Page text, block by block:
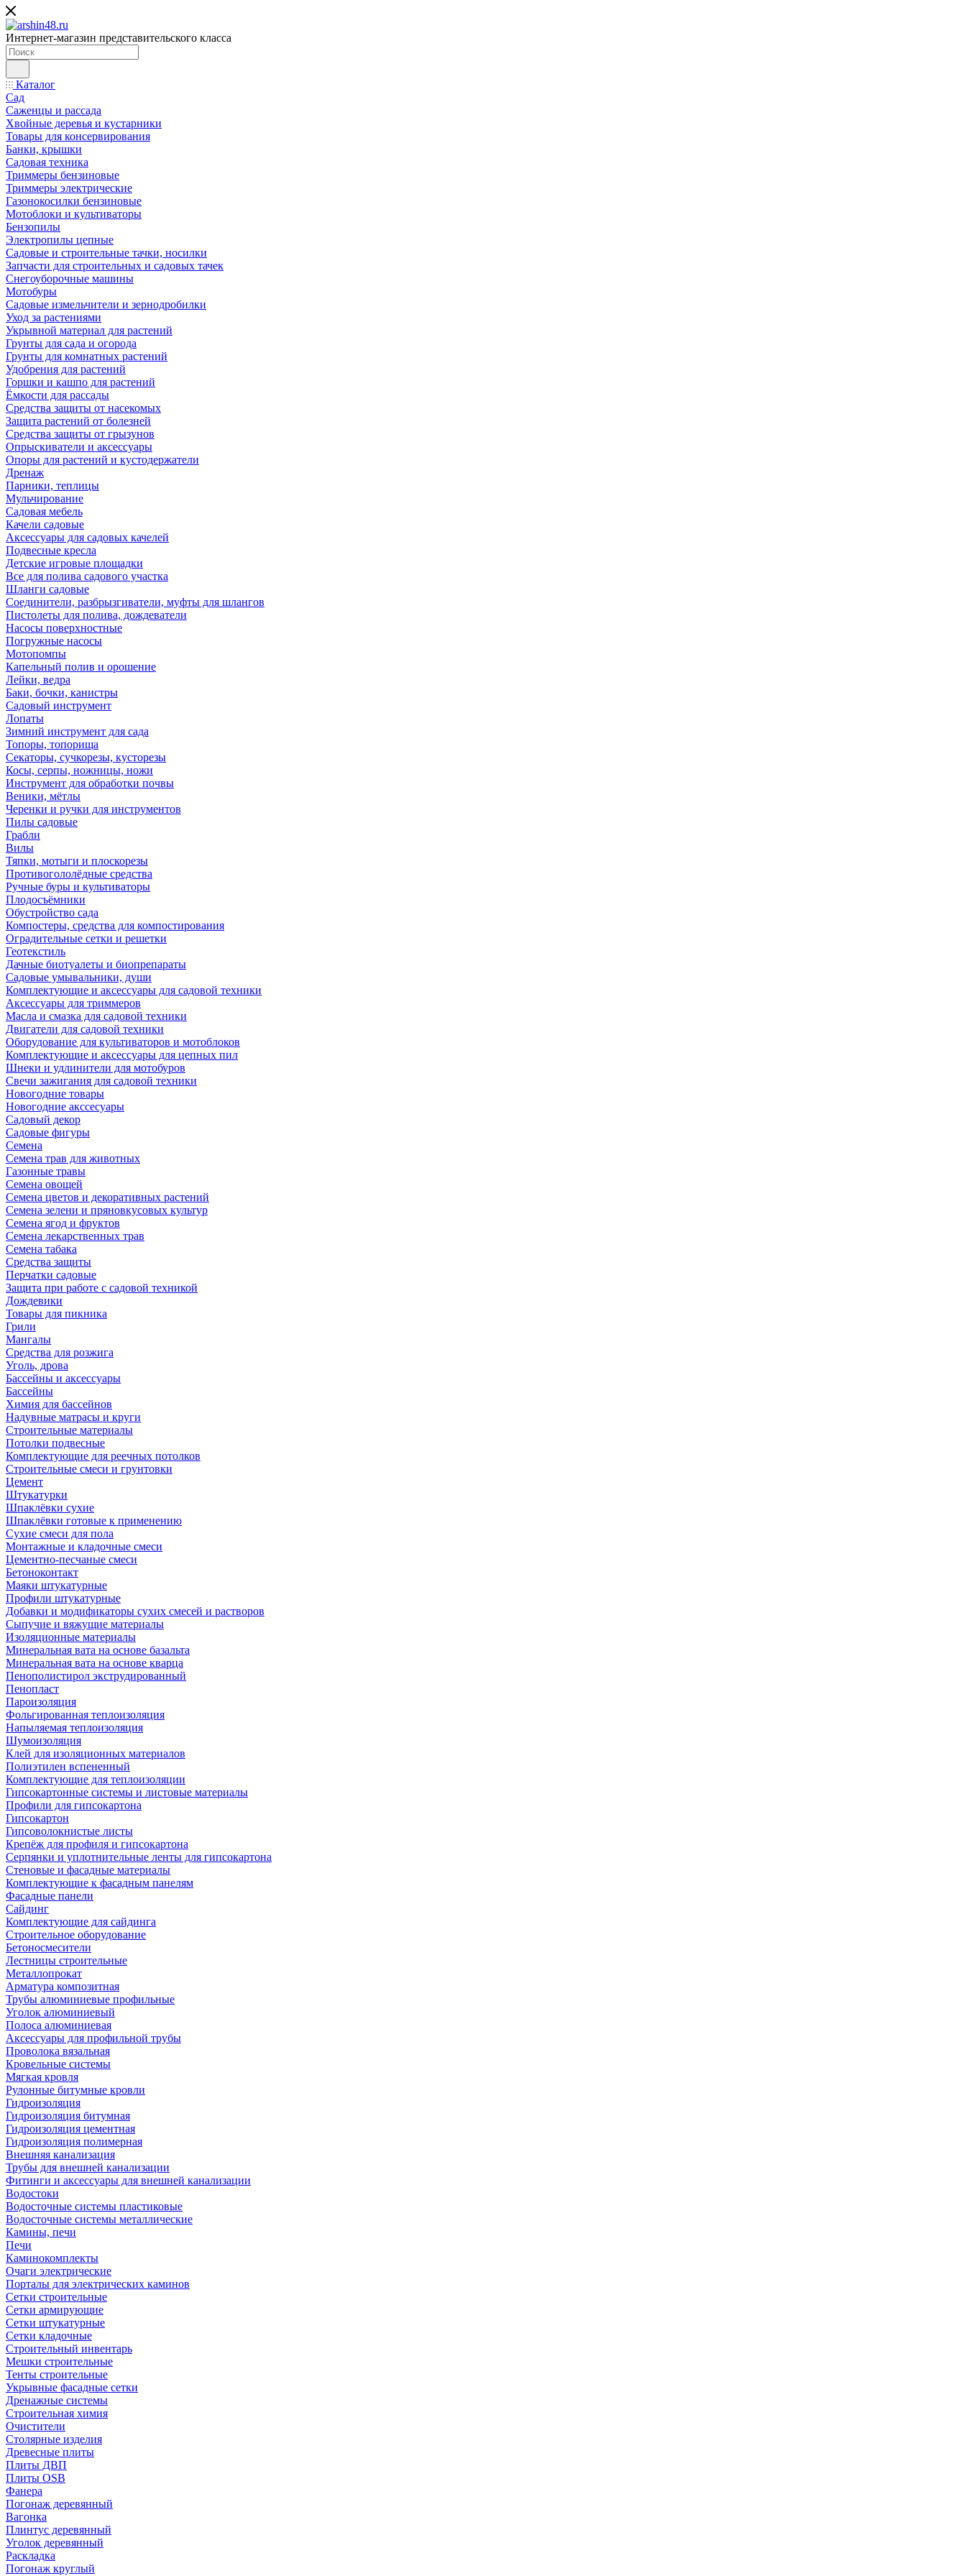
Интернет-магазин представительского класса
Каталог
Сад
Саженцы и рассада
Хвойные деревья и кустарники
Товары для консервирования
Банки, крышки
Садовая техника
Триммеры бензиновые
Триммеры электрические
Газонокосилки бензиновые
Мотоблоки и культиваторы
Бензопилы
Электропилы цепные
Садовые и строительные тачки, носилки
Запчасти для строительных и садовых тачек
Снегоуборочные машины
Мотобуры
Садовые измельчители и зернодробилки
Уход за растениями
Укрывной материал для растений
Грунты для сада и огорода
Грунты для комнатных растений
Удобрения для растений
Горшки и кашпо для растений
Ёмкости для рассады
Средства защиты от насекомых
Защита растений от болезней
Средства защиты от грызунов
Опрыскиватели и аксессуары
Опоры для растений и кустодержатели
Дренаж
Парники, теплицы
Мульчирование
Садовая мебель
Качели садовые
Аксессуары для садовых качелей
Подвесные кресла
Детские игровые площадки
Все для полива садового участка
Шланги садовые
Соединители, разбрызгиватели, муфты для шлангов
Пистолеты для полива, дождеватели
Насосы поверхностные
Погружные насосы
Мотопомпы
Капельный полив и орошение
Лейки, ведра
Баки, бочки, канистры
Садовый инструмент
Лопаты
Зимний инструмент для сада
Топоры, топорища
Секаторы, сучкорезы, кусторезы
Косы, серпы, ножницы, ножи
Инструмент для обработки почвы
Веники, мётлы
Черенки и ручки для инструментов
Пилы садовые
Грабли
Вилы
Тяпки, мотыги и плоскорезы
Противогололёдные средства
Ручные буры и культиваторы
Плодосъёмники
Обустройство сада
Компостеры, средства для компостирования
Оградительные сетки и решетки
Геотекстиль
Дачные биотуалеты и биопрепараты
Садовые умывальники, души
Комплектующие и аксессуары для садовой техники
Аксессуары для триммеров
Масла и смазка для садовой техники
Двигатели для садовой техники
Оборудование для культиваторов и мотоблоков
Комплектующие и аксессуары для цепных пил
Шнеки и удлинители для мотобуров
Свечи зажигания для садовой техники
Новогодние товары
Новогодние акссесуары
Садовый декор
Садовые фигуры
Семена
Семена трав для животных
Газонные травы
Семена овощей
Семена цветов и декоративных растений
Семена зелени и пряновкусовых культур
Семена ягод и фруктов
Семена лекарственных трав
Семена табака
Средства защиты
Перчатки садовые
Защита при работе с садовой техникой
Дождевики
Товары для пикника
Грили
Мангалы
Средства для розжига
Уголь, дрова
Бассейны и аксессуары
Бассейны
Химия для бассейнов
Надувные матрасы и круги
Строительные материалы
Потолки подвесные
Комплектующие для реечных потолков
Строительные смеси и грунтовки
Цемент
Штукатурки
Шпаклёвки сухие
Шпаклёвки готовые к применению
Сухие смеси для пола
Монтажные и кладочные смеси
Цементно-песчаные смеси
Бетоноконтакт
Маяки штукатурные
Профили штукатурные
Добавки и модификаторы сухих смесей и растворов
Сыпучие и вяжущие материалы
Изоляционные материалы
Минеральная вата на основе базальта
Минеральная вата на основе кварца
Пенополистирол экструдированный
Пенопласт
Пароизоляция
Фольгированная теплоизоляция
Напыляемая теплоизоляция
Шумоизоляция
Клей для изоляционных материалов
Полиэтилен вспененный
Комплектующие для теплоизоляции
Гипсокартонные системы и листовые материалы
Профили для гипсокартона
Гипсокартон
Гипсоволокнистые листы
Крепёж для профиля и гипсокартона
Серпянки и уплотнительные ленты для гипсокартона
Стеновые и фасадные материалы
Комплектующие к фасадным панелям
Фасадные панели
Сайдинг
Комплектующие для сайдинга
Строительное оборудование
Бетоносмесители
Лестницы строительные
Металлопрокат
Арматура композитная
Трубы алюминиевые профильные
Уголок алюминиевый
Полоса алюминиевая
Аксессуары для профильной трубы
Проволока вязальная
Кровельные системы
Мягкая кровля
Рулонные битумные кровли
Гидроизоляция
Гидроизоляция битумная
Гидроизоляция цементная
Гидроизоляция полимерная
Внешняя канализация
Трубы для внешней канализации
Фитинги и аксессуары для внешней канализации
Водостоки
Водосточные системы пластиковые
Водосточные системы металлические
Камины, печи
Печи
Каминокомплекты
Очаги электрические
Порталы для электрических каминов
Сетки строительные
Сетки армирующие
Сетки штукатурные
Сетки кладочные
Строительный инвентарь
Мешки строительные
Тенты строительные
Укрывные фасадные сетки
Дренажные системы
Строительная химия
Очистители
Столярные изделия
Древесные плиты
Плиты ДВП
Плиты OSB
Фанера
Погонаж деревянный
Вагонка
Плинтус деревянный
Уголок деревянный
Раскладка
Погонаж круглый